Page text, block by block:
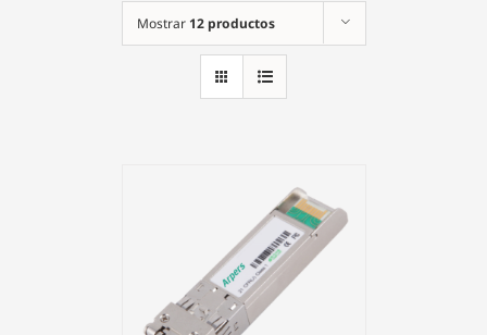
Mostrar 12 productos